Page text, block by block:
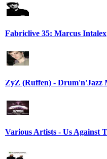
Fabriclive 35: Marcus Intalex
ZyZ (Ruffen) - Drum'n'Jazz
Various Artists - Us Against